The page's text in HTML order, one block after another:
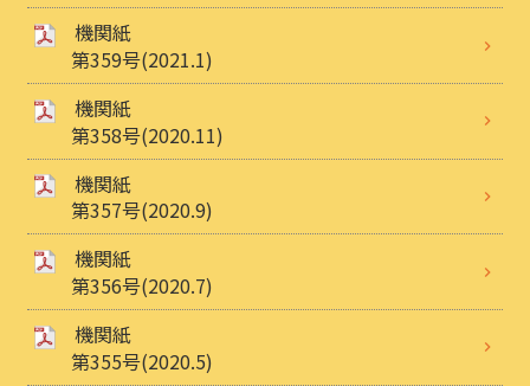
機関紙
第359号(2021.1)
機関紙
第358号(2020.11)
機関紙
第357号(2020.9)
機関紙
第356号(2020.7)
機関紙
第355号(2020.5)